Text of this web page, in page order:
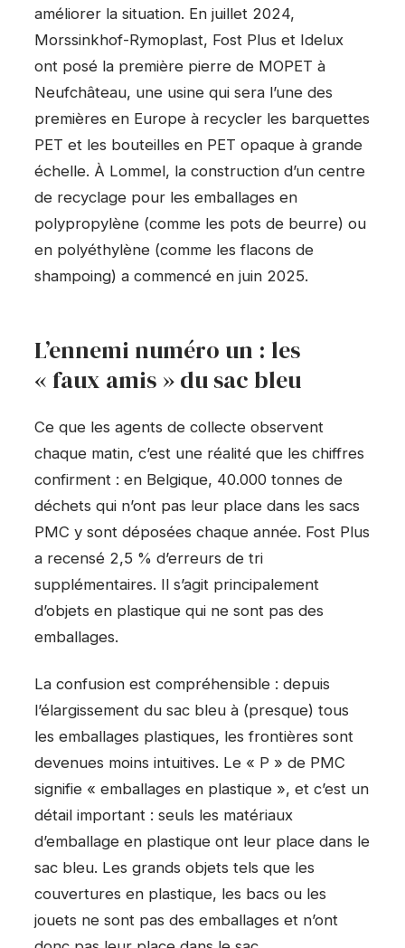
améliorer la situation. En juillet 2024,
Morssinkhof-Rymoplast, Fost Plus et Idelux
ont posé la première pierre de MOPET à
Neufchâteau, une usine qui sera l’une des
premières en Europe à recycler les barquettes
PET et les bouteilles en PET opaque à grande
échelle. À Lommel, la construction d’un centre
de recyclage pour les emballages en
polypropylène (comme les pots de beurre) ou
en polyéthylène (comme les flacons de
shampoing) a commencé en juin 2025.
L’ennemi numéro un : les
« faux amis » du sac bleu
Ce que les agents de collecte observent
chaque matin, c’est une réalité que les chiffres
confirment : en Belgique, 40.000 tonnes de
déchets qui n’ont pas leur place dans les sacs
PMC y sont déposées chaque année. Fost Plus
a recensé 2,5 % d’erreurs de tri
supplémentaires. Il s’agit principalement
d’objets en plastique qui ne sont pas des
emballages.
La confusion est compréhensible : depuis
l’élargissement du sac bleu à (presque) tous
les emballages plastiques, les frontières sont
devenues moins intuitives. Le « P » de PMC
signifie « emballages en plastique », et c’est un
détail important : seuls les matériaux
d’emballage en plastique ont leur place dans le
sac bleu. Les grands objets tels que les
couvertures en plastique, les bacs ou les
jouets ne sont pas des emballages et n’ont